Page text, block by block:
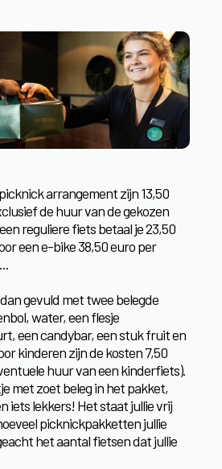
arrangement zijn 13,50
de huur van de gekozen
reguliere fiets betaal je 23,50
een e-bike 38,50 euro per
gevuld met twee belegde
water, een flesje
een candybar, een stuk fruit en
kinderen zijn de kosten 7,50
huur van een kinderfiets).
met zoet beleg in het pakket,
iets lekkers! Het staat jullie vrij
picknickpakketten jullie
het aantal fietsen dat jullie